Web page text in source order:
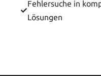
Fehlersuche in
Lösungen